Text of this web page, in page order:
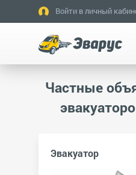
Войти в личный
Частные
Эвакуатор